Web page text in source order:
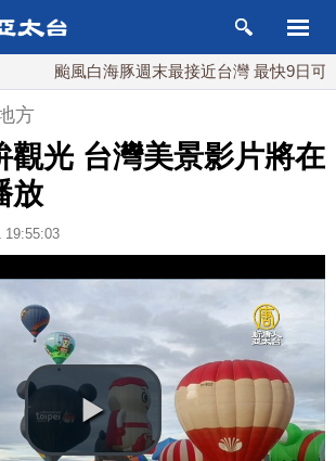
颱風白海豚週末最接近台灣 最快9日可能登陸
方
觀光 台灣美景影片將在
放
19:55:03